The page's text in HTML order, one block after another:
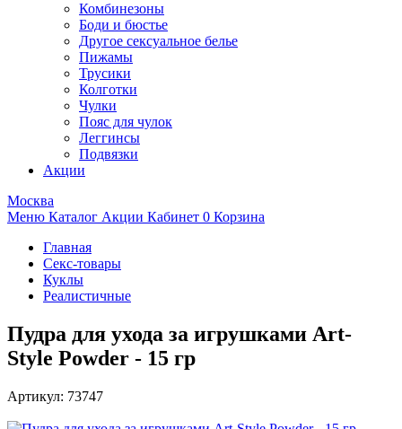
Комбинезоны
Боди и бюстье
Другое сексуальное белье
Пижамы
Трусики
Колготки
Чулки
Пояс для чулок
Леггинсы
Подвязки
Акции
Москва
Меню Каталог Акции Кабинет 0 Корзина
Главная
Секс-товары
Куклы
Реалистичные
Пудра для ухода за игрушками Art-
Style Powder - 15 гр
Артикул: 73747